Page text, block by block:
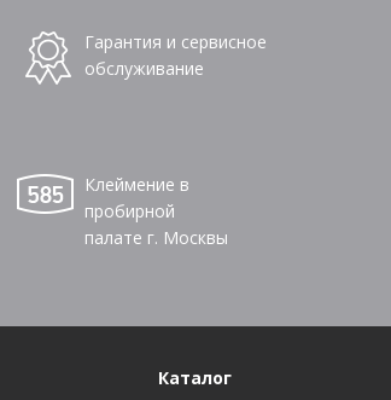
Гарантия и сервисное
обслуживание
Клеймение в
пробирной
палате г. Москвы
Каталог